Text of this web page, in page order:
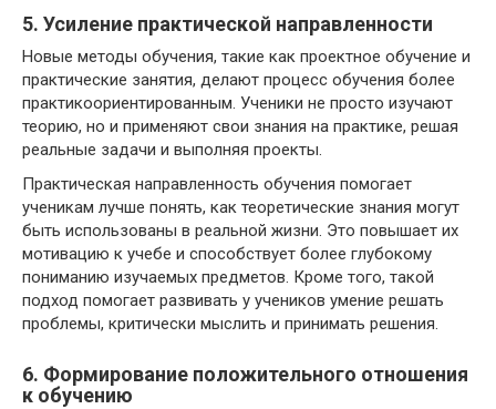
5. Усиление практической направленности
Новые методы обучения, такие как проектное обучение и
практические занятия, делают процесс обучения более
практикоориентированным. Ученики не просто изучают
теорию, но и применяют свои знания на практике, решая
реальные задачи и выполняя проекты.
Практическая направленность обучения помогает
ученикам лучше понять, как теоретические знания могут
быть использованы в реальной жизни. Это повышает их
мотивацию к учебе и способствует более глубокому
пониманию изучаемых предметов. Кроме того, такой
подход помогает развивать у учеников умение решать
проблемы, критически мыслить и принимать решения.
6. Формирование положительного отношения
к обучению